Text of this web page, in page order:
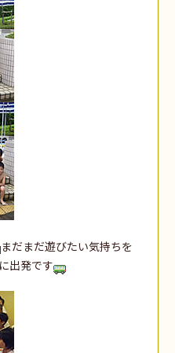
まだまだ遊びたい気持ちを
出発です